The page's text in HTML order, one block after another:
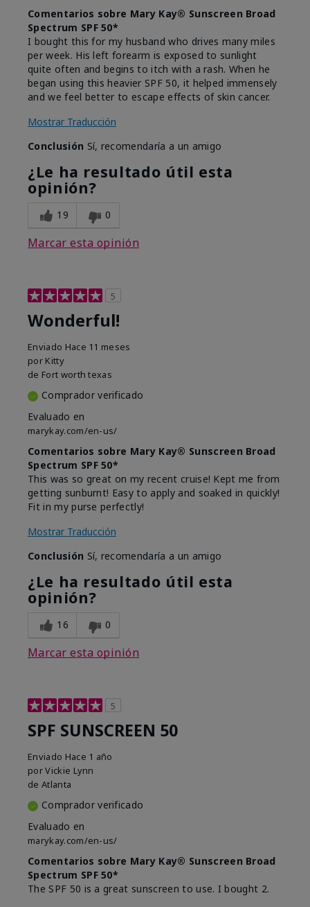
Comentarios sobre Mary Kay® Sunscreen Broad
Spectrum SPF 50*
I bought this for my husband who drives many miles
per week. His left forearm is exposed to sunlight
quite often and begins to itch with a rash. When he
began using this heavier SPF 50, it helped immensely
and we feel better to escape effects of skin cancer.
Mostrar Traducción
Conclusión Sí, recomendaría a un amigo
¿Le ha resultado útil esta
opinión?
19 0
Marcar esta opinión
5
Wonderful!
Enviado Hace 11 meses
por Kitty
de Fort worth texas
Comprador verificado
Evaluado en
marykay.com/en-us/
Comentarios sobre Mary Kay® Sunscreen Broad
Spectrum SPF 50*
This was so great on my recent cruise! Kept me from
getting sunburnt! Easy to apply and soaked in quickly!
Fit in my purse perfectly!
Mostrar Traducción
Conclusión Sí, recomendaría a un amigo
¿Le ha resultado útil esta
opinión?
16 0
Marcar esta opinión
5
SPF SUNSCREEN 50
Enviado Hace 1 año
porVickie Lynn
de Atlanta
Comprador verificado
Evaluado en
marykay.com/en-us/
Comentarios sobre Mary Kay® Sunscreen Broad
Spectrum SPF 50*
The SPF 50 is a great sunscreen to use. I bought 2.